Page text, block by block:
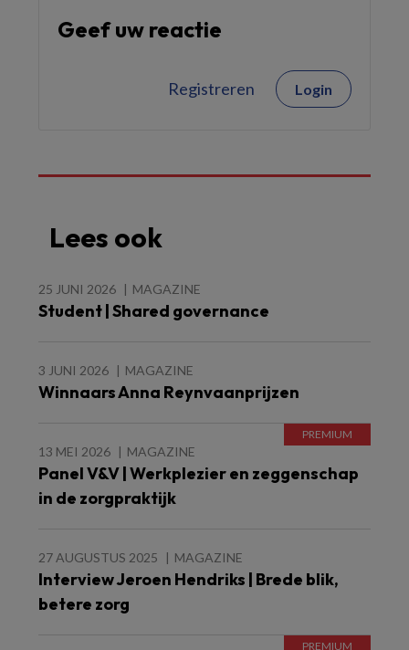
Geef uw reactie
Registreren Login
Lees ook
25 JUNI 2026 MAGAZINE
Student | Shared governance
3 JUNI 2026 MAGAZINE
Winnaars Anna Reynvaanprijzen
13 MEI 2026 MAGAZINE
Panel V&V | Werkplezier en zeggenschap
in de zorgpraktijk
27 AUGUSTUS 2025 MAGAZINE
Interview Jeroen Hendriks | Brede blik,
betere zorg